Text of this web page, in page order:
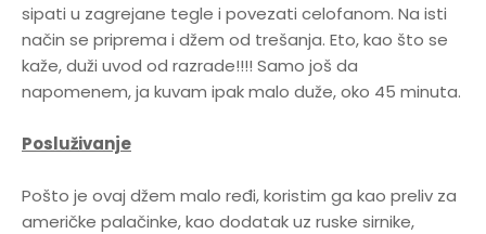
sipati u zagrejane tegle i povezati celofanom. Na isti
način se priprema i džem od trešanja. Eto, kao što se
kaže, duži uvod od razrade!!!! Samo još da
napomenem, ja kuvam ipak malo duže, oko 45 minuta.
Posluživanje
Pošto je ovaj džem malo ređi, koristim ga kao preliv za
američke palačinke, kao dodatak uz ruske sirnike,